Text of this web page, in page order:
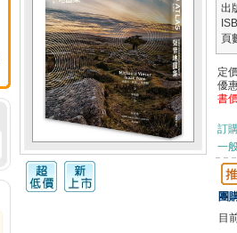
出
頁
定
優
書
訂
一
團
目